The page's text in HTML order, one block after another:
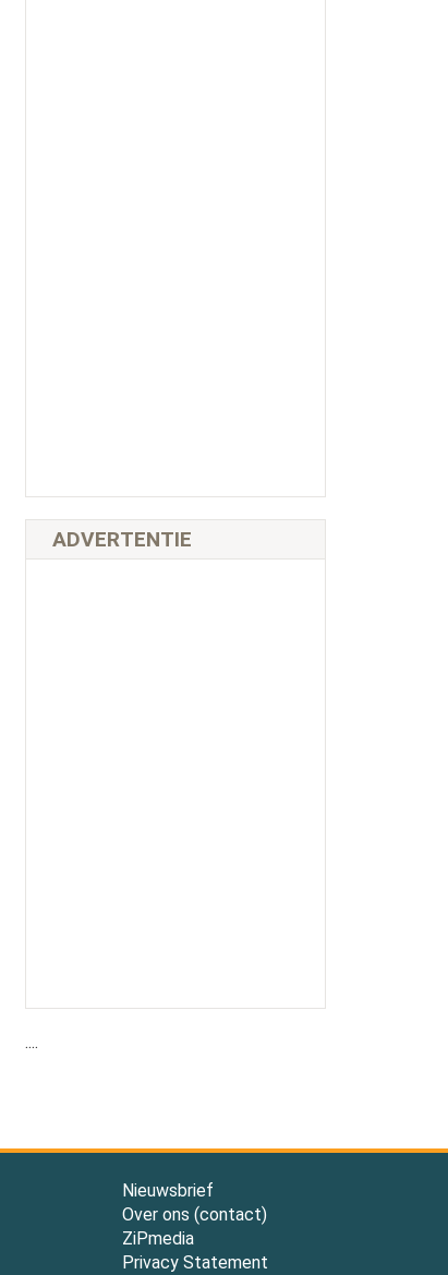
ADVERTENTIE
....
Nieuwsbrief
Over ons (contact)
ZiPmedia
Privacy Statement